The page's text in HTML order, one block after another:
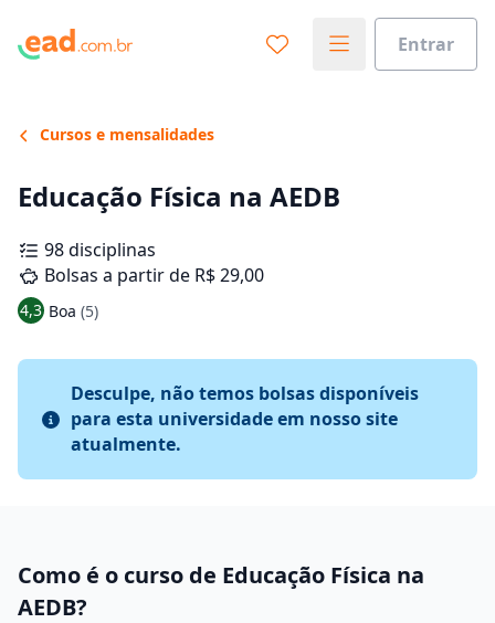
Entrar
Cursos e mensalidades
Educação Física na AEDB
98 disciplinas
Bolsas a partir de R$ 29,00
4,3 Boa (5)
Desculpe, não temos bolsas disponíveis
para esta universidade em nosso site
atualmente.
Como é o curso de Educação Física na
AEDB?